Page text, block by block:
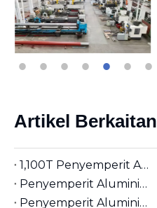
Artikel Berkaitan
1,100T Penyemperit Aluminium Berkecekapan Tinggi | Sesuai untuk Bilet Aluminium φ5 inci | Industri Utama
Penyemperit Aluminium Gred Tertinggi 2,750T | Sesuai untuk Bilet Aluminium φ9 inci | Pembuatan Tertinggi
Penyemperit Aluminium Lejang Pendek 1,800T | Sesuai untuk Bilet Aluminium φ7 inci | Cekap & Universal